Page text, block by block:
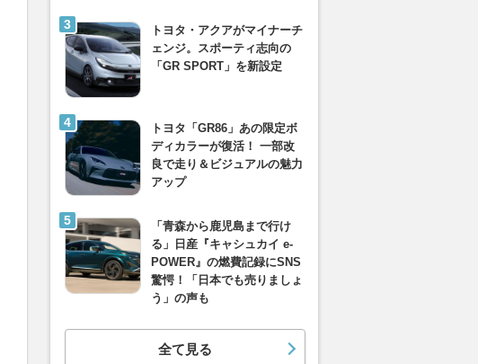
トヨタ・アクアがマイナーチ
ェンジ。スポーティ志向の
「GR SPORT」を新設定
トヨタ「GR86」あの限定ボ
ディカラーが復活！ 一部改
良で走り＆ビジュアルの魅力
アップ
「青森から鹿児島まで行け
る」日産『キャシュカイ e-
POWER』の燃費記録にSNS
驚愕！「日本でも売りましょ
う」の声も
全て見る